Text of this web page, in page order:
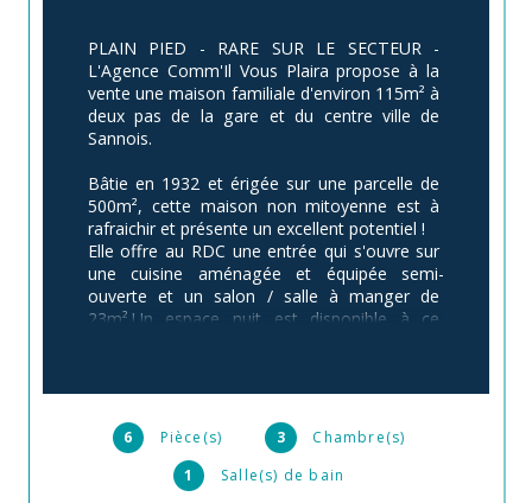
6 Pièce(s) 3
Chambre(s)
1
Salle(s) de bain
PLAIN PIED - RARE SUR LE SECTEUR -
L'Agence Comm'Il Vous Plaira propose à la
vente une maison familiale d'environ 115m² à
deux pas de la gare et du centre ville de
Sannois.
Bâtie en 1932 et érigée sur une parcelle de
500m², cette maison non mitoyenne est à
rafraichir et présente un excellent potentiel !
Elle offre au RDC une entrée qui s'ouvre sur
une cuisine aménagée et équipée semi-
ouverte et un salon / salle à manger de
23m².Un espace nuit est disponible à ce
chambre aménagée en deux parties avec du
rangement en soupentes.
Une cave avec de nombreux aménagements